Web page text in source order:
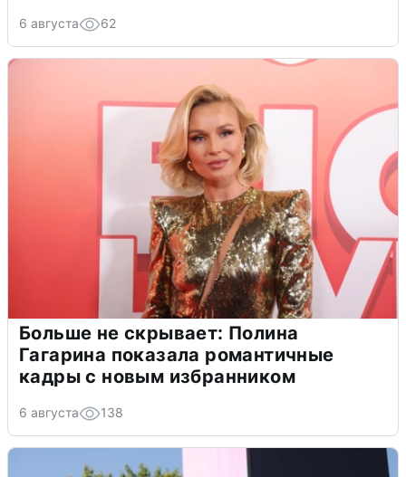
6 августа 62
Больше не скрывает: Полина
Гагарина показала романтичные
кадры с новым избранником
6 августа 138